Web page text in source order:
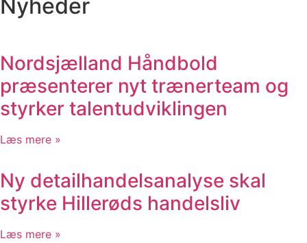
Nyheder
Nordsjælland Håndbold
præsenterer nyt trænerteam og
styrker talentudviklingen
Læs mere »
Ny detailhandelsanalyse skal
styrke Hillerøds handelsliv
Læs mere »